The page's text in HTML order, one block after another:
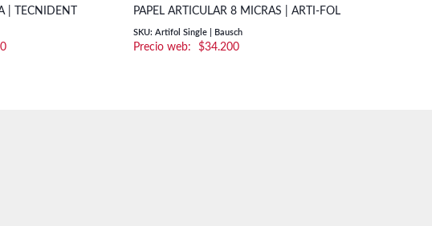
| TECNIDENT PAPEL ARTICULAR 8 MICRAS | ARTI-FOL
SKU: Artifol Single | Bausch
$34.200